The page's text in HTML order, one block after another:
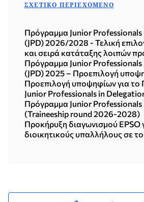
ΣΧΕΤΙΚΌ ΠΕΡΙΕΧΌΜΕΝΟ
Πρόγραμμα Junior
(JPD) 2026/2028 - Τελική
και σειρά κατάταξης λοιπών
υποψηφίων
Πρόγραμμα Junior
(JPD) 2025 – Προεπιλογή
Προεπιλογή υποψηφίων για το
Junior Professionals in
Πρόγραμμα Junior
(Traineeship round 2026-2028)
Προκήρυξη διαγωνισμού ΕPSO
διοικητικούς υπαλλήλους σε